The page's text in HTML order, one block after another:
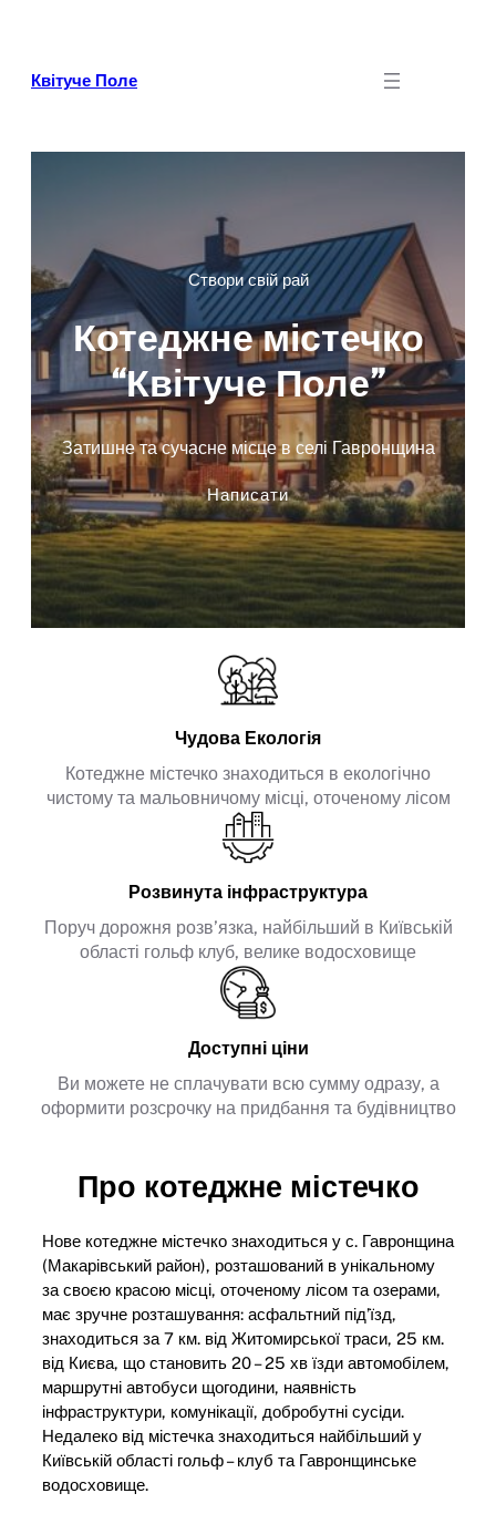
Квітуче Поле
Створи свій рай
Котеджне містечко
“Квітуче Поле”
Затишне та сучасне місце в селі Гавронщина
Написати
Чудова Екологія
Котеджне містечко знаходиться в екологічно
чистому та мальовничому місці, оточеному лісом
Розвинута інфраструктура
Поруч дорожня розв’язка, найбільший в Київській
області гольф клуб, велике водосховище
Доступні ціни
Ви можете не сплачувати всю сумму одразу, а
оформити розсрочку на придбання та будівництво
Про котеджне містечко
Нове котеджне містечко знаходиться у с. Гавронщина
(Макарівський район), розташований в унікальному
за своєю красою місці, оточеному лісом та озерами,
має зручне розташування: асфальтний під’їзд,
знаходиться за 7 км. від Житомирської траси, 25 км.
від Києва, що становить 20 – 25 хв їзди автомобілем,
маршрутні автобуси щогодини, наявність
інфраструктури, комунікації, добробутні сусіди.
Недалеко від містечка знаходиться найбільший у
Київській області гольф – клуб та Гавронщинське
водосховище.